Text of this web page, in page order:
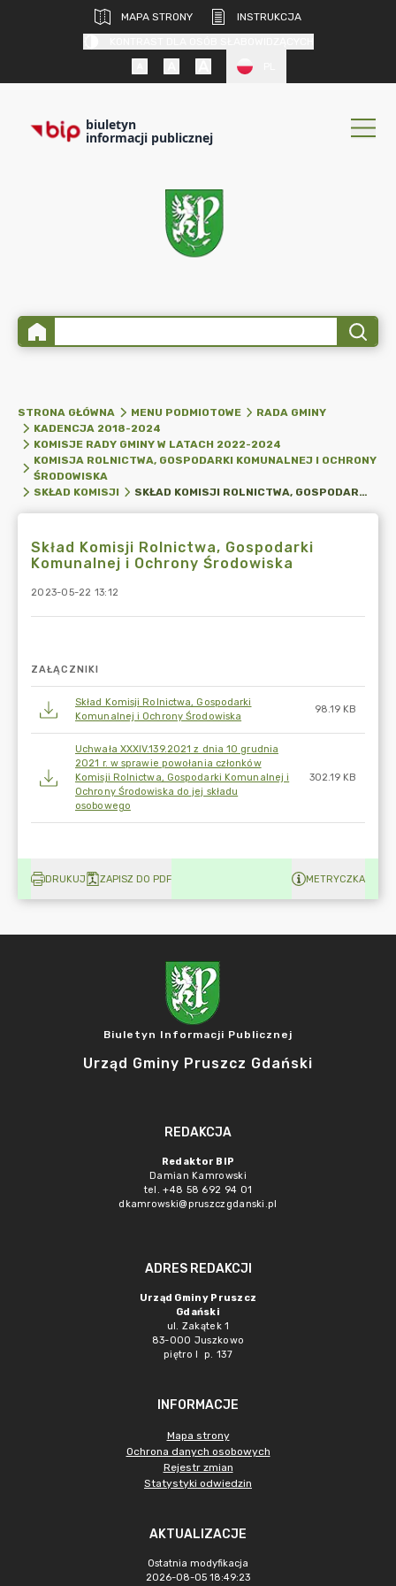
MAPA STRONY
INSTRUKCJA
biuletyn
informacji publicznej
STRONA GŁÓWNA MENU PODMIOTOWE
RADA GMINY
KADENCJA 2018-2024
KOMISJE RADY GMINY W LATACH 2022-2024
KOMISJA ROLNICTWA, GOSPODARKI KOMUNALNEJ I OCHRONY
ŚRODOWISKA
SKŁAD KOMISJI
SKŁAD KOMISJI ROLNICTWA, GOSPODARKI KOMUNALNEJ I OCHRONY ŚRODOWISKA
Skład Komisji Rolnictwa, Gospodarki
Komunalnej i Ochrony Środowiska
2023-05-22 13:12
ZAŁĄCZNIKI
Skład Komisji Rolnictwa, Gospodarki
Komunalnej i Ochrony Środowiska
98.19 KB
Uchwała XXXIV.139.2021 z dnia 10 grudnia
2021 r. w sprawie powołania członków
Komisji Rolnictwa, Gospodarki Komunalnej i
Ochrony Środowiska do jej składu
osobowego
302.19 KB
DRUKUJ ZAPISZ DO PDF METRYCZKA
Biuletyn Informacji Publicznej
Urząd Gminy Pruszcz Gdański
REDAKCJA
Redaktor BIP
Damian Kamrowski
tel. +48 58 692 94 01
dkamrowski@pruszczgdanski.pl
ADRES REDAKCJI
Urząd Gminy Pruszcz
Gdański
ul. Zakątek 1
83-000 Juszkowo
piętro I p. 137
INFORMACJE
Mapa strony
Ochrona danych osobowych
Rejestr zmian
Statystyki odwiedzin
AKTUALIZACJE
Ostatnia modyfikacja
2026-08-05 18:49:23